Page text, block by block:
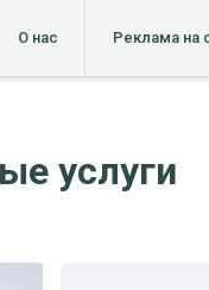
О нас Реклама на
услуги